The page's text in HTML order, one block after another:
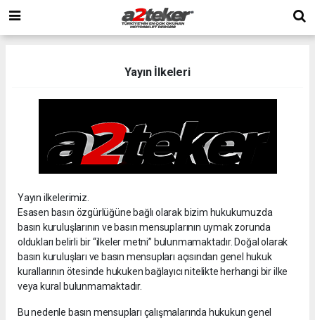
Yayın İlkeleri
Yayın ilkelerimiz.
Esasen basın özgürlüğüne bağlı olarak bizim hukukumuzda
basın kuruluşlarının ve basın mensuplarının uymak zorunda
oldukları belirli bir “ilkeler metni” bulunmamaktadır. Doğal olarak
basın kuruluşları ve basın mensupları açısından genel hukuk
kurallarının ötesinde hukuken bağlayıcı nitelikte herhangi bir ilke
veya kural bulunmamaktadır.
Bu nedenle basın mensupları çalışmalarında hukukun genel